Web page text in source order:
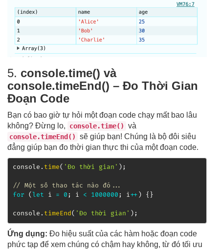
5. console.time() và
console.timeEnd() – Đo Thời Gian
Đoạn Code
Bạn có bao giờ tự hỏi một đoạn code chạy mất bao lâu
không? Đừng lo,
console.time() và
console.timeEnd()
sẽ giúp bạn! Chúng là bộ đôi siêu
đẳng giúp bạn đo thời gian thực thi của một đoạn code.
console . time( 'Đo thời gian' ) ;
// Một số thao tác nào đó...
for
(let i = 0 ; i < 1000000 ; i++ ) { }
console . timeEnd( 'Đo thời gian' ) ;
Ứng dụng: Đo hiệu suất của các hàm hoặc đoạn code
phức tạp để xem chúng có chậm hay không, từ đó tối ưu